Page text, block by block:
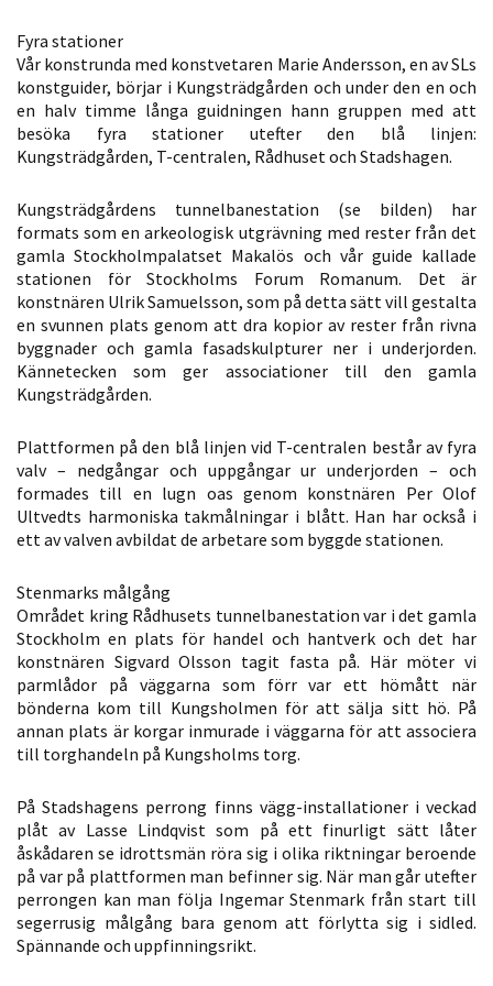
Fyra stationer
Vår konstrunda med konstvetaren Marie Andersson, en av SLs
konstguider, börjar i Kungsträdgården och under den en och
en halv timme långa guidningen hann gruppen med att
besöka fyra stationer utefter den blå linjen:
Kungsträdgården, T-centralen, Rådhuset och Stadshagen.
Kungsträdgårdens tunnelbanestation (se bilden) har
formats som en arkeologisk utgrävning med rester från det
gamla Stockholmpalatset Makalös och vår guide kallade
stationen för Stockholms Forum Romanum. Det är
konstnären Ulrik Samuelsson, som på detta sätt vill gestalta
en svunnen plats genom att dra kopior av rester från rivna
byggnader och gamla fasadskulpturer ner i underjorden.
Kännetecken som ger associationer till den gamla
Kungsträdgården.
Plattformen på den blå linjen vid T-centralen består av fyra
valv – nedgångar och uppgångar ur underjorden – och
formades till en lugn oas genom konstnären Per Olof
Ultvedts harmoniska takmålningar i blått. Han har också i
ett av valven avbildat de arbetare som byggde stationen.
Stenmarks målgång
Området kring Rådhusets tunnelbanestation var i det gamla
Stockholm en plats för handel och hantverk och det har
konstnären Sigvard Olsson tagit fasta på. Här möter vi
parmlådor på väggarna som förr var ett hömått när
bönderna kom till Kungsholmen för att sälja sitt hö. På
annan plats är korgar inmurade i väggarna för att associera
till torghandeln på Kungsholms torg.
På Stadshagens perrong finns vägg-installationer i veckad
plåt av Lasse Lindqvist som på ett finurligt sätt låter
åskådaren se idrottsmän röra sig i olika riktningar beroende
på var på plattformen man befinner sig. När man går utefter
perrongen kan man följa Ingemar Stenmark från start till
segerrusig målgång bara genom att förlytta sig i sidled.
Spännande och uppfinningsrikt.
kunna
förbättra
hemsidans
funktionalitet
uppbyggnad,
baserat på
hur hemsidan
används.
Upplevelse
prestera så
bra som
möjligt under
ditt besök.
Om du nekar
kakorna
kommer viss
funktionalitet
att försvinna
från
hemsidan.
Marknadsföring
Genom att dela
med dig av dina
intressen och ditt
beteende när du